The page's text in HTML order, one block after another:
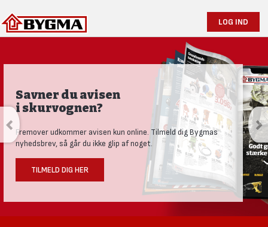
LOG IND
Savner du avisen
i skurvognen?
Fremover udkommer avisen kun online. Tilmeld dig Bygmas
nyhedsbrev, så går du ikke glip af noget.
TILMELD DIG HER